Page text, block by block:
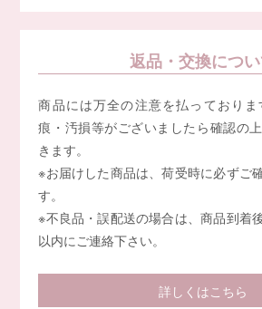
返品・交換につ
商品には万全の注意を払っており
痕・汚損等がございましたら確認の
きます。
※お届けした商品は、荷受時に必ずご
す。
※不良品・誤配送の場合は、商品到着
以内にご連絡下さい。
詳しくはこちら